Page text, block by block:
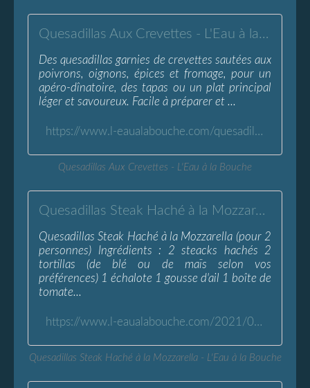
Quesadillas Aux Crevettes - L'Eau à la Bouche
Des quesadillas garnies de crevettes sautées aux
poivrons, oignons, épices et fromage, pour un
apéro-dînatoire, des tapas ou un plat principal
léger et savoureux. Facile à préparer et ...
https://www.l-eaualabouche.com/quesadillas-aux-crevettes.html
Quesadillas Aux Crevettes - L'Eau à la Bouche
Quesadillas Steak Haché à la Mozzarella - L'Eau à la Bouche
Quesadillas Steak Haché à la Mozzarella (pour 2
personnes) Ingrédients : 2 steacks hachés 2
tortillas (de blé ou de maïs selon vos
préférences) 1 échalote 1 gousse d'ail 1 boîte de
tomate...
https://www.l-eaualabouche.com/2021/08/quesadillas-steak-hache-a-la-mozzarella.html
Quesadillas Steak Haché à la Mozzarella - L'Eau à la Bouche